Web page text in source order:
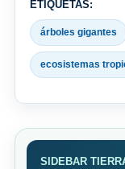
ETIQUETAS:
árboles gigantes
ecosistemas
SIDEBAR